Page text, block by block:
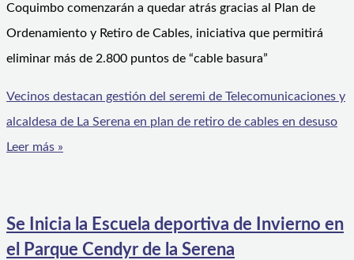
Coquimbo comenzarán a quedar atrás gracias al Plan de
Ordenamiento y Retiro de Cables, iniciativa que permitirá
eliminar más de 2.800 puntos de “cable basura”
Vecinos destacan gestión del seremi de Telecomunicaciones y
alcaldesa de La Serena en plan de retiro de cables en desuso
Leer más »
Se Inicia la Escuela deportiva de Invierno en
el Parque Cendyr de la Serena